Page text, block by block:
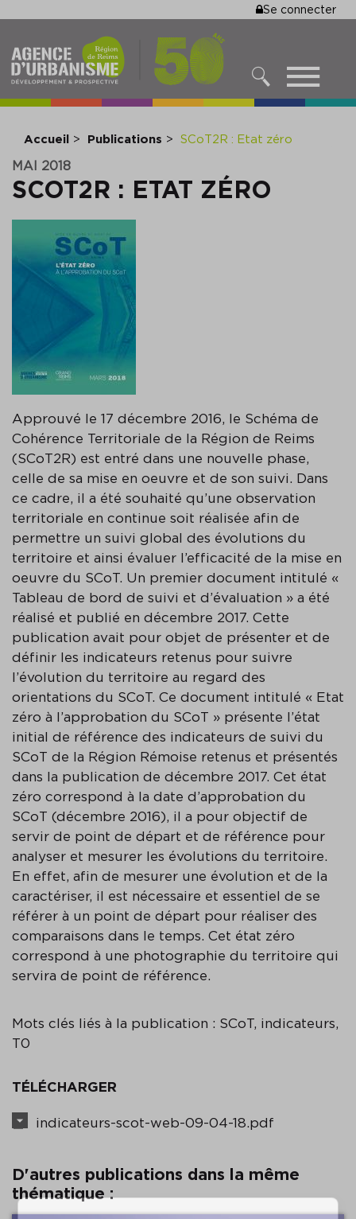
contenu
principal
MENU
DE
Se connecter
PRINCIPALE
MENU
Accueil Publications SCoT2R : Etat zéro
MAI 2018
SCOT2R : ETAT ZÉRO
Approuvé le 17 décembre 2016, le Schéma de
Cohérence Territoriale de la Région de Reims
(SCoT2R) est entré dans une nouvelle phase,
celle de sa mise en oeuvre et de son suivi. Dans
ce cadre, il a été souhaité qu’une observation
territoriale en continue soit réalisée afin de
permettre un suivi global des évolutions du
territoire et ainsi évaluer l’efficacité de la mise en
oeuvre du SCoT. Un premier document intitulé «
Tableau de bord de suivi et d’évaluation » a été
réalisé et publié en décembre 2017. Cette
publication avait pour objet de présenter et de
définir les indicateurs retenus pour suivre
l’évolution du territoire au regard des
orientations du SCoT. Ce document intitulé « Etat
zéro à l’approbation du SCoT » présente l’état
initial de référence des indicateurs de suivi du
SCoT de la Région Rémoise retenus et présentés
dans la publication de décembre 2017. Cet état
zéro correspond à la date d’approbation du
SCoT (décembre 2016), il a pour objectif de
servir de point de départ et de référence pour
analyser et mesurer les évolutions du territoire.
En effet, afin de mesurer une évolution et de la
caractériser, il est nécessaire et essentiel de se
référer à un point de départ pour réaliser des
comparaisons dans le temps. Cet état zéro
correspond à une photographie du territoire qui
servira de point de référence.
Mots clés liés à la publication : SCoT, indicateurs,
T0
TÉLÉCHARGER
indicateurs-scot-web-09-04-18.pdf
D'autres publications dans la même
thématique :